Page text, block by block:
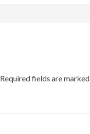
Required fields are marked